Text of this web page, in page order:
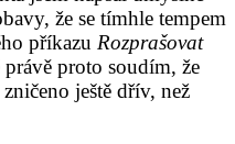
že se tímhle tempem
příkazu Rozprašovat
právě proto soudím, že
ještě dřív, než